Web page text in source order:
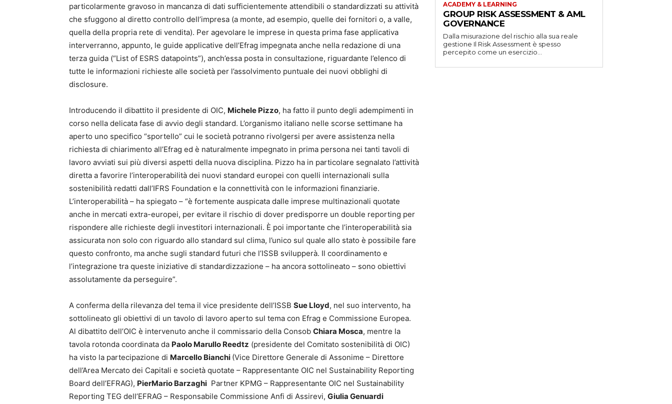
particolarmente gravoso in mancanza di dati sufficientemente attendibili o standardizzati su attività
che sfuggono al diretto controllo dell’impresa (a monte, ad esempio, quelle dei fornitori o, a valle,
quella della propria rete di vendita). Per agevolare le imprese in questa prima fase applicativa
interverranno, appunto, le guide applicative dell’Efrag impegnata anche nella redazione di una
terza guida (“List of ESRS datapoints”), anch’essa posta in consultazione, riguardante l’elenco di
tutte le informazioni richieste alle società per l’assolvimento puntuale dei nuovi obblighi di
disclosure.
Introducendo il dibattito il presidente di OIC, Michele Pizzo, ha fatto il punto degli adempimenti in
corso nella delicata fase di avvio degli standard. L’organismo italiano nelle scorse settimane ha
aperto uno specifico “sportello” cui le società potranno rivolgersi per avere assistenza nella
richiesta di chiarimento all’Efrag ed è naturalmente impegnato in prima persona nei tanti tavoli di
lavoro avviati sui più diversi aspetti della nuova disciplina. Pizzo ha in particolare segnalato l’attività
diretta a favorire l’interoperabilità dei nuovi standard europei con quelli internazionali sulla
sostenibilità redatti dall’IFRS Foundation e la connettività con le informazioni finanziarie.
L’interoperabilità – ha spiegato – “è fortemente auspicata dalle imprese multinazionali quotate
anche in mercati extra-europei, per evitare il rischio di dover predisporre un double reporting per
rispondere alle richieste degli investitori internazionali. È poi importante che l’interoperabilità sia
assicurata non solo con riguardo allo standard sul clima, l’unico sul quale allo stato è possibile fare
questo confronto, ma anche sugli standard futuri che l’ISSB svilupperà. Il coordinamento e
l’integrazione tra queste iniziative di standardizzazione – ha ancora sottolineato – sono obiettivi
assolutamente da perseguire”.
A conferma della rilevanza del tema il vice presidente dell’ISSB Sue Lloyd, nel suo intervento, ha
sottolineato gli obiettivi di un tavolo di lavoro aperto sul tema con Efrag e Commissione Europea.
Al dibattito dell’OIC è intervenuto anche il commissario della Consob Chiara Mosca, mentre la
tavola rotonda coordinata da Paolo Marullo Reedtz (presidente del Comitato sostenibilità di OIC)
ha visto la partecipazione di Marcello Bianchi (Vice Direttore Generale di Assonime – Direttore
dell’Area Mercato dei Capitali e società quotate – Rappresentante OIC nel Sustainability Reporting
Board dell’EFRAG), PierMario Barzaghi Partner KPMG – Rappresentante OIC nel Sustainability
Reporting TEG dell’EFRAG – Responsabile Commissione Anfi di Assirevi, Giulia Genuardi
ACADEMY & LEARNING
GROUP RISK ASSESSMENT & AML
GOVERNANCE
Dalla misurazione del rischio alla sua reale
gestione Il Risk Assessment è spesso
percepito come un esercizio...